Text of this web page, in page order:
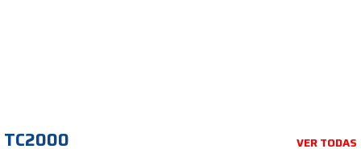
TC2000 VER TODAS